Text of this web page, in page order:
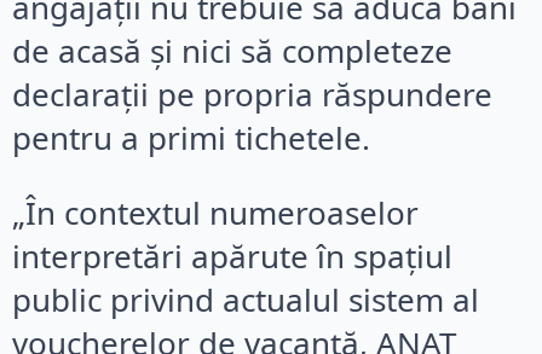
de acasă și nici să completeze
declarații pe propria răspundere
pentru a primi tichetele.
„În contextul numeroaselor
interpretări apărute în spațiul
public privind actualul sistem al
voucherelor de vacanță, ANAT